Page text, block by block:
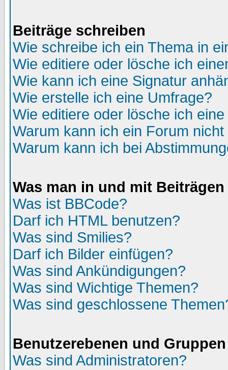
Beiträge schreiben
Wie schreibe ich ein Thema in
Wie editiere oder lösche ich
Wie kann ich eine Signatur
Wie erstelle ich eine Umfrage?
Wie editiere oder lösche ich
Warum kann ich ein Forum
Warum kann ich bei
Was man in und mit
Was ist BBCode?
Darf ich HTML benutzen?
Was sind Smilies?
Darf ich Bilder einfügen?
Was sind Ankündigungen?
Was sind Wichtige Themen?
Was sind geschlossene
Benutzerebenen und Gruppen
Was sind Administratoren?